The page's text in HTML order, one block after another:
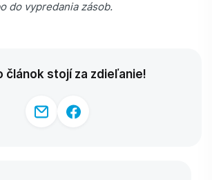
do vypredania zásob.
článok stojí za zdieľanie!